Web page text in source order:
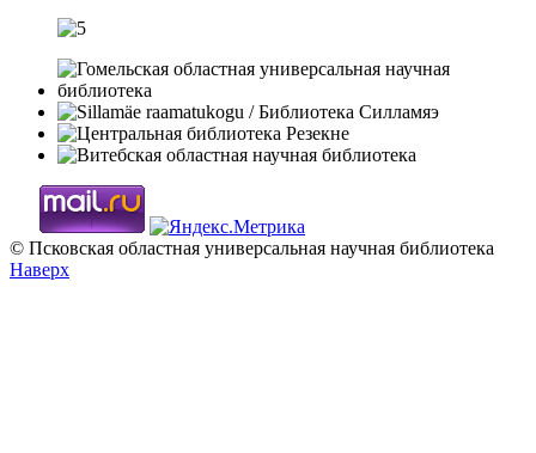
© Псковская областная универсальная научная библиотека
Наверх